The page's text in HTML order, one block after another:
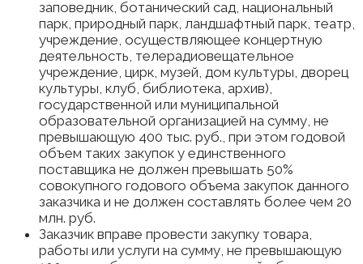
заповедник, ботанический сад, национальный
парк, природный парк, ландшафтный парк, театр,
учреждение, осуществляющее концертную
деятельность, телерадиовещательное
учреждение, цирк, музей, дом культуры, дворец
культуры, клуб, библиотека, архив),
государственной или муниципальной
образовательной организацией на сумму, не
превышающую 400 тыс. руб., при этом годовой
объем таких закупок у единственного
поставщика не должен превышать 50%
совокупного годового объема закупок данного
заказчика и не должен составлять более чем 20
млн. руб.
Заказчик вправе провести закупку товара,
работы или услуги на сумму, не превышающую